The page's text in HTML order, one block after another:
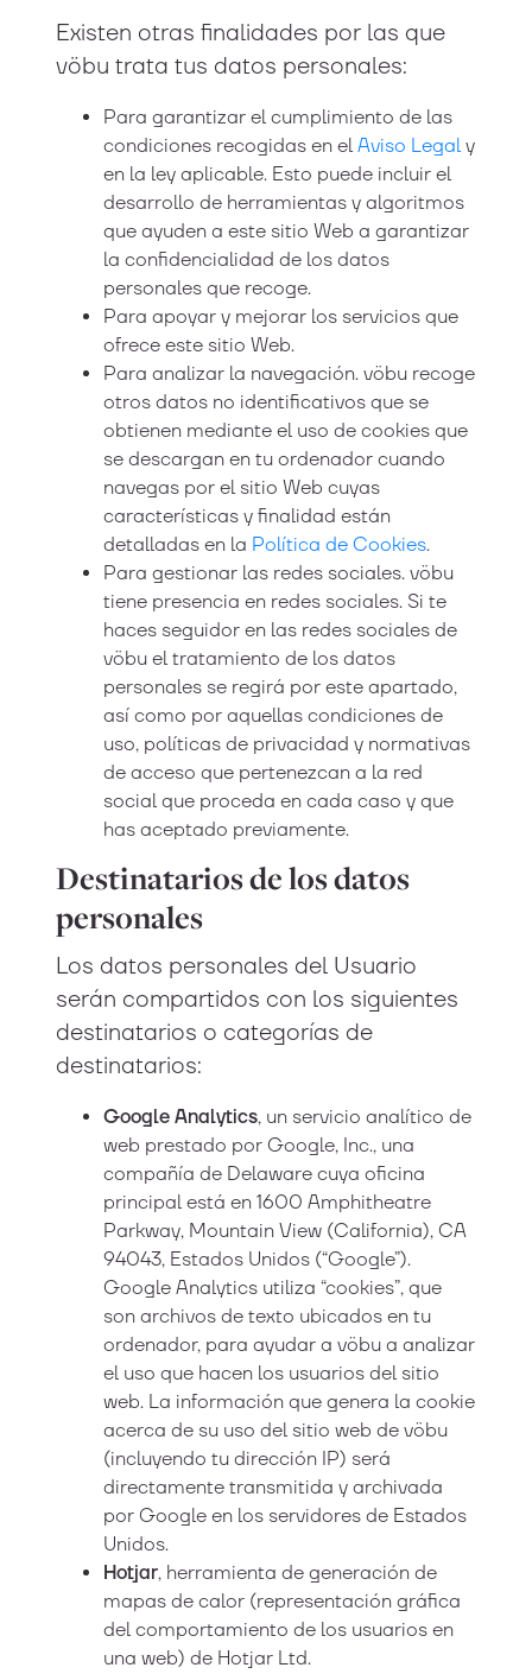
Existen otras finalidades por las que
vöbu trata tus datos personales:
Para garantizar el cumplimiento de las
condiciones recogidas en el Aviso Legal y
en la ley aplicable. Esto puede incluir el
desarrollo de herramientas y algoritmos
que ayuden a este sitio Web a garantizar
la confidencialidad de los datos
personales que recoge.
Para apoyar y mejorar los servicios que
ofrece este sitio Web.
Para analizar la navegación. vöbu recoge
otros datos no identificativos que se
obtienen mediante el uso de cookies que
se descargan en tu ordenador cuando
navegas por el sitio Web cuyas
características y finalidad están
detalladas en la Política de Cookies.
Para gestionar las redes sociales. vöbu
tiene presencia en redes sociales. Si te
haces seguidor en las redes sociales de
vöbu el tratamiento de los datos
personales se regirá por este apartado,
así como por aquellas condiciones de
uso, políticas de privacidad y normativas
de acceso que pertenezcan a la red
social que proceda en cada caso y que
has aceptado previamente.
Destinatarios de los datos
personales
Los datos personales del Usuario
serán compartidos con los siguientes
destinatarios o categorías de
destinatarios:
Google Analytics, un servicio analítico de
web prestado por Google, Inc., una
compañía de Delaware cuya oficina
principal está en 1600 Amphitheatre
Parkway, Mountain View (California), CA
94043, Estados Unidos (“Google”).
Google Analytics utiliza “cookies”, que
son archivos de texto ubicados en tu
ordenador, para ayudar a vöbu a analizar
el uso que hacen los usuarios del sitio
web. La información que genera la cookie
acerca de su uso del sitio web de vöbu
(incluyendo tu dirección IP) será
directamente transmitida y archivada
por Google en los servidores de Estados
Unidos.
Hotjar, herramienta de generación de
mapas de calor (representación gráfica
del comportamiento de los usuarios en
una web) de Hotjar Ltd.